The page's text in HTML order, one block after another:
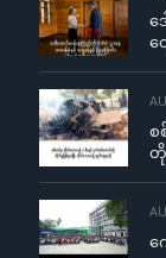
ဒ
တွ
စ
တို
က